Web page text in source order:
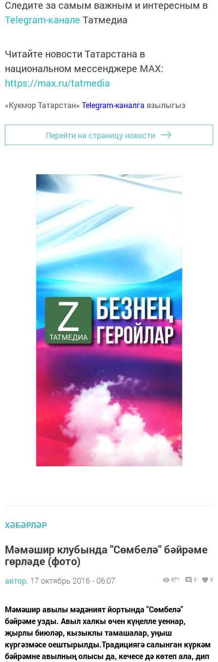
Следите за самым важным и интересным в
Telegram-канале Татмедиа
Читайте новости Татарстана в
национальном мессенджере MАХ:
https://max.ru/tatmedia
«Кукмор Татарстан» Telegram-каналга язылыгыз
Перейти на страницу новости
ХӘБӘРЛӘР
Мәмәшир клубында "Сөмбелә" бәйрәме
гөрләде (фото)
автор, 17 октябрь 2016 - 06:07 671 0 0
Мәмәшир авылы мәдәният йортында "Сөмбелә"
бәйрәме узды. Авыл халкы өчен күңелле уеннар,
җырлы биюләр, кызыклы тамашалар, уңыш
күргәзмәсе оештырылды.Традициягә салынган күркәм
бәйрәмне авылның олысы да, кечесе дә көтеп ала, дип